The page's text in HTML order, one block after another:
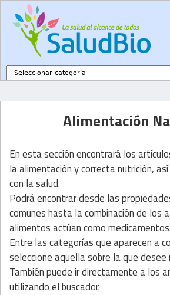
Alimentación
En esta sección encontrará los
la alimentación y correcta nutrición,
con la salud.
Podrá encontrar desde las
comunes hasta la combinación de los
alimentos actúan como medicamentos.
Entre las categorías que aparecen a
seleccione aquella sobre la que desee
También puede ir directamente a los
utilizando el buscador.